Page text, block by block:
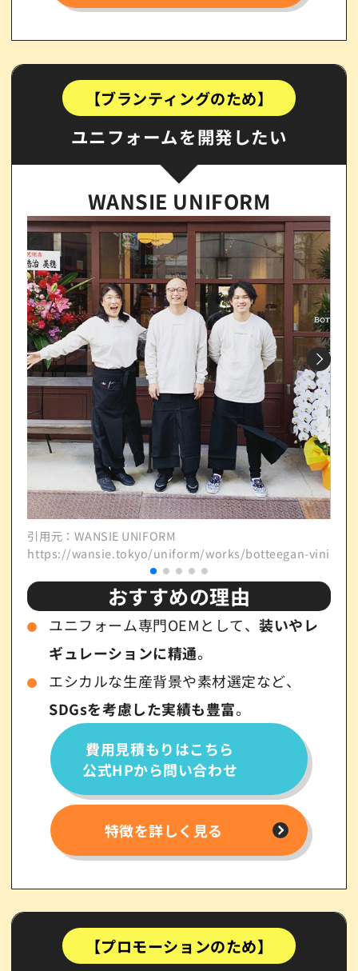
【ブランティングのため】
ユニフォームを開発したい
WANSIE UNIFORM
引用元：WANSIE UNIFORM
https://wansie.tokyo/uniform/works/botteegan-vini/
おすすめの理由
ユニフォーム専門OEMとして、装いやレ
ギュレーションに精通。
エシカルな生産背景や素材選定など、
SDGsを考慮した実績も豊富。
費用見積もりはこちら
公式HPから問い合わせ
特徴を詳しく見る
【プロモーションのため】